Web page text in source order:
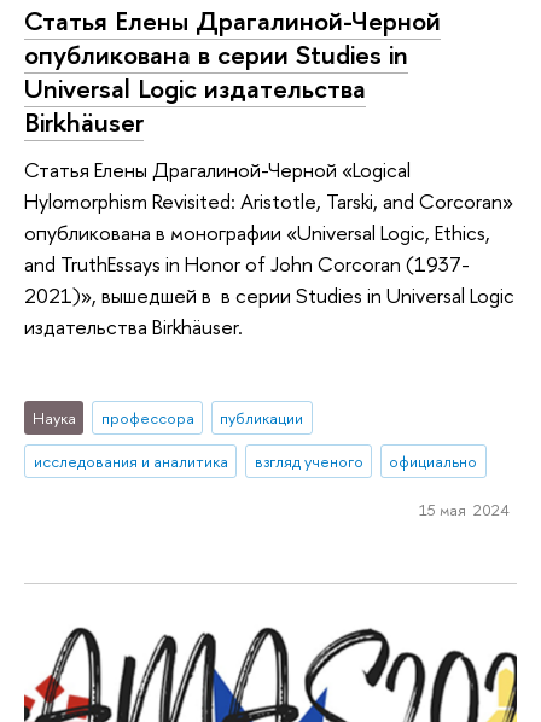
Статья Елены Драгалиной-Черной
опубликована в серии Studies in
Universal Logic издательства
Birkhäuser
Статья Елены Драгалиной-Черной «Logical
Hylomorphism Revisited: Aristotle, Tarski, and Corcoran»
опубликована в монографии «Universal Logic, Ethics,
and TruthEssays in Honor of John Corcoran (1937-
2021)», вышедшей в в серии Studies in Universal Logic
издательства Birkhäuser.
Наука профессора
публикации
исследования и аналитика
взгляд ученого официально
15 мая 2024